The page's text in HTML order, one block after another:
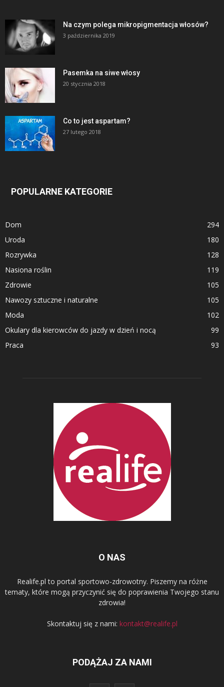
Na czym polega mikropigmentacja włosów?
3 października 2019
Pasemka na siwe włosy
20 stycznia 2018
Co to jest aspartam?
27 lutego 2018
POPULARNE KATEGORIE
Dom
294
Uroda
180
Rozrywka
128
Nasiona roślin
119
Zdrowie
105
Nawozy sztuczne i naturalne
105
Moda
102
Okulary dla kierowców do jazdy w dzień i nocą
99
Praca
93
O NAS
Realife.pl to portal sportowo-zdrowotny. Piszemy na różne
tematy, które mogą przyczynić się do poprawienia Twojego stanu
zdrowia!
Skontaktuj się z nami: kontakt@realife.pl
PODĄŻAJ ZA NAMI